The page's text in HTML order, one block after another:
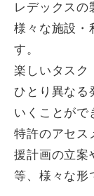
レデックスの
様々な施設・
す。
楽しいタスク
ひとり異なる
いくことがで
特許のアセス
援計画の立案
等、様々な形